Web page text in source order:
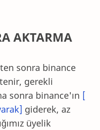
AKTARMA
sonra binance
gerekli
sonra binance'ın [
giderek, az
üyelik